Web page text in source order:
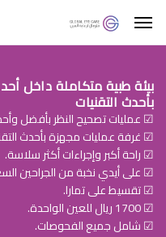
بيئة طبية متكاملة داخل
بأحدث التقنيات
☑ عمليات تصحيح النظر بأفضل
☑ غرفة عمليات مجهزة بأحدث
☑ راحة أكبر وإجراءات أكثر سلاسة.
☑ على أيدي نخبة من الجراحين
☑ تقسيط على تمارا.
☑ 1700 ريال للعين الواحدة.
☑ شامل جميع الفحوصات.